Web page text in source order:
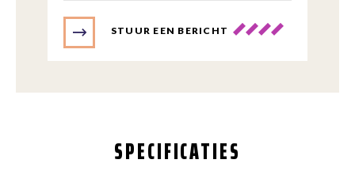
STUUR EEN BERICHT
SPECIFICATIES